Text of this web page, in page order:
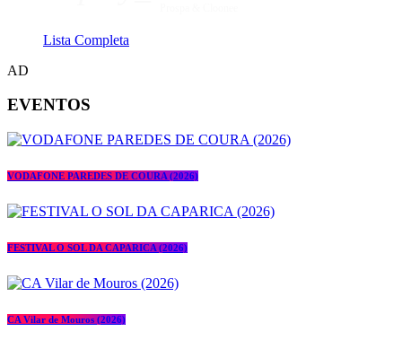
Lista Completa
AD
EVENTOS
VODAFONE PAREDES DE COURA (2026)
FESTIVAL O SOL DA CAPARICA (2026)
CA Vilar de Mouros (2026)